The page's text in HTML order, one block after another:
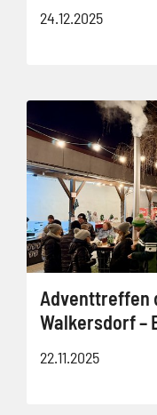
24.12.2025
Adventtreffen
Walkersdorf –
22.11.2025